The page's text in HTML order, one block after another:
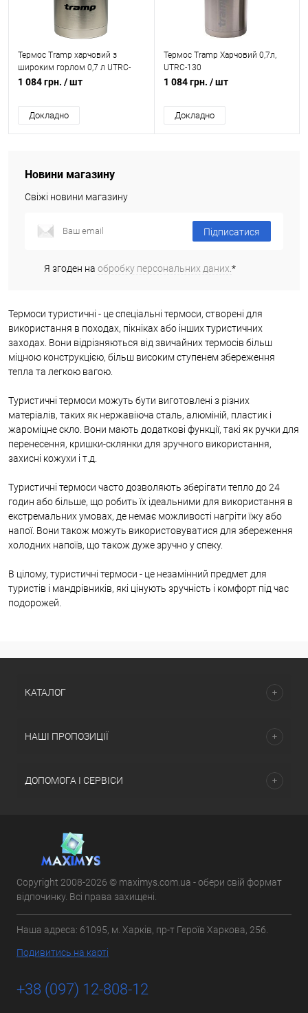
Термос Tramp харчовий з
широким горлом 0,7 л UTRC-
078
1 084 грн. / шт
Докладно
Термос Tramp Харчовий 0,7л,
UTRC-130
1 084 грн. / шт
Докладно
Новини магазину
Свіжі новини магазину
Підписатися
Я згоден на обробку персональних даних.*
Термоси туристичні - це спеціальні термоси, створені для
використання в походах, пікніках або інших туристичних
заходах. Вони відрізняються від звичайних термосів більш
міцною конструкцією, більш високим ступенем збереження
тепла та легкою вагою.
Туристичні термоси можуть бути виготовлені з різних
матеріалів, таких як нержавіюча сталь, алюміній, пластик і
жароміцне скло. Вони мають додаткові функції, такі як ручки для
перенесення, кришки-склянки для зручного використання,
захисні кожухи і т.д.
Туристичні термоси часто дозволяють зберігати тепло до 24
годин або більше, що робить їх ідеальними для використання в
екстремальних умовах, де немає можливості нагріти їжу або
напої. Вони також можуть використовуватися для збереження
холодних напоїв, що також дуже зручно у спеку.
В цілому, туристичні термоси - це незамінний предмет для
туристів і мандрівників, які цінують зручність і комфорт під час
подорожей.
КАТАЛОГ
НАШІ ПРОПОЗИЦІЇ
ДОПОМОГА І СЕРВІСИ
Copyright 2008-2026 © maximys.com.ua - обери свій формат
відпочинку. Всі права захищені.
Наша адреса: 61095, м. Харків, пр-т Героїв Харкова, 256.
Подивитись на карті
+38 (097) 12-808-12